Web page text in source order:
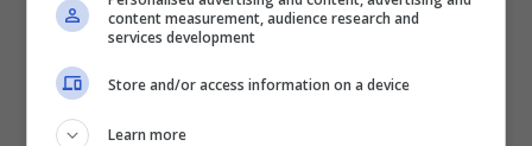
content measurement, audience research and
services development
Store and/or access information on a device
Learn more